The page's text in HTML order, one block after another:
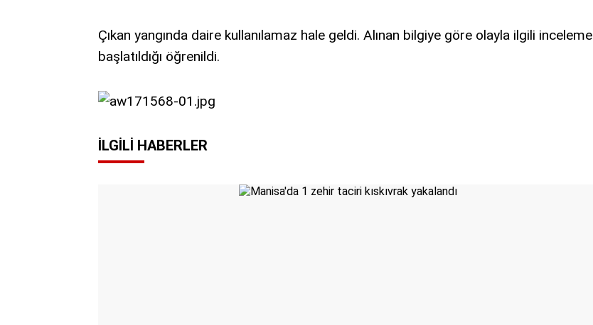
Çıkan yangında daire kullanılamaz hale geldi. Alınan bilgiye göre olayla ilgili inceleme
başlatıldığı öğrenildi.
İLGILI HABERLER